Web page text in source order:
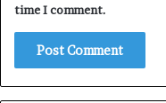
time I comment.